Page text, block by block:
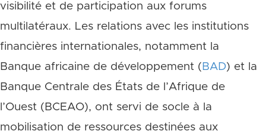
visibilité et de participation aux forums
multilatéraux. Les relations avec les institutions
financières internationales, notamment la
Banque africaine de développement ( BAD) et la
Banque Centrale des États de l’Afrique de
l’Ouest (BCEAO), ont servi de socle à la
mobilisation de ressources destinées aux